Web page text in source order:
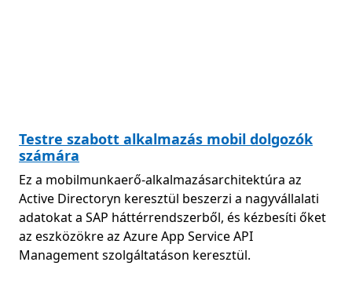
Testre szabott alkalmazás mobil dolgozók
számára
Ez a mobilmunkaerő-alkalmazásarchitektúra az
Active Directoryn keresztül beszerzi a nagyvállalati
adatokat a SAP háttérrendszerből, és kézbesíti őket
az eszközökre az Azure App Service API
Management szolgáltatáson keresztül.